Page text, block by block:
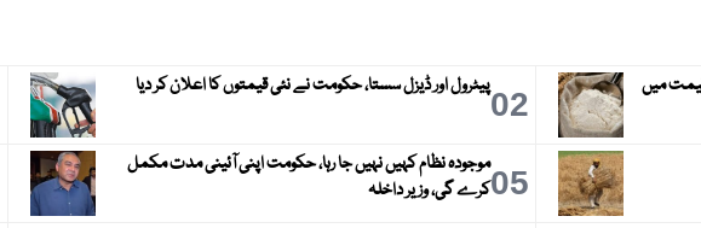
میں
02پیٹرول اور ڈیزل سستا، حکومت نے نئی قیمتوں کا اعلان کر دیا
05موجودہ نظام کہیں نہیں جا رہا، حکومت اپنی آئینی مدت مکمل
کرے گی، وزیر داخلہ